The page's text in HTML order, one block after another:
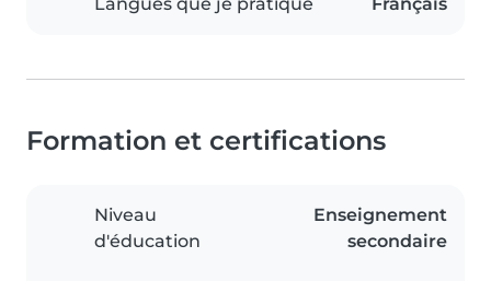
Formation et certifications
Niveau
d'éducation
Enseignement
secondaire